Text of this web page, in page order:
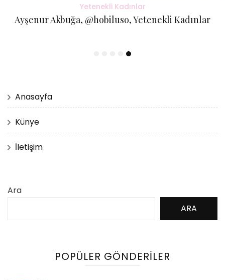
Yetenekli Kadınlar
Ayşenur Akbuğa, @hobiluso, Yetenekli Kadınlar
Anasayfa
Künye
İletişim
Ara
ARA
POPÜLER GÖNDERILER